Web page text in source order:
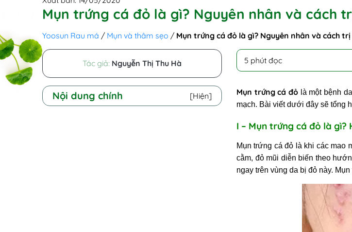
Mụn trứng cá đỏ là gì? Nguyên nhân và cách
Yoosun Rau má / Mụn và thâm sẹo / Mụn trứng cá đỏ là gì? Nguyên nhân và cách
Tác giả: Nguyễn Thị Thu Hà
Nội dung chính [Hiện]
5 phút đọc
Mụn trứng cá đỏ là một bệnh
mạch. Bài viết dưới đây sẽ tổng
I – Mụn trứng cá đỏ là gì?
Mụn trứng cá đỏ là khi các mao
cằm, đỏ mũi diễn biến theo
ngay trên vùng da bị đỏ này.